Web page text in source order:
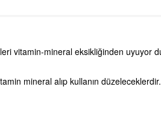
vitamin-mineral eksikliğinden uyuyor
mineral alıp kullanın düzeleceklerdir.